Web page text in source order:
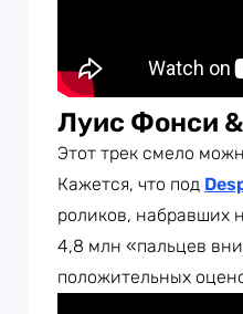
Луис Фонси
Этот трек смело
Кажется, что под
роликов, набравших
4,8 млн «пальцев
положительных